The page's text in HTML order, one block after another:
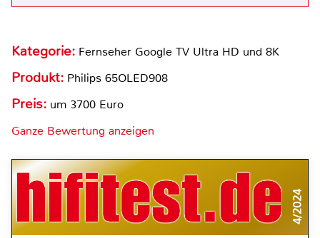
Kategorie: Fernseher Google TV Ultra HD und 8K
Produkt: Philips 65OLED908
Preis: um 3700 Euro
Ganze Bewertung anzeigen
4/2024